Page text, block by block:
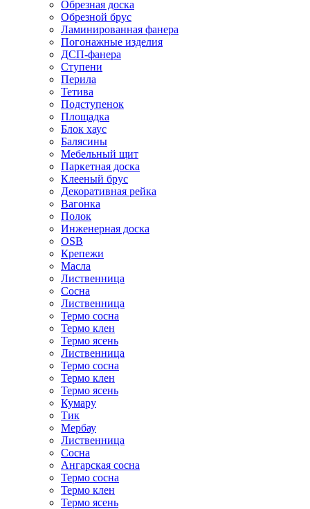
Обрезная доска
Обрезной брус
Ламинированная фанера
Погонажные изделия
ДСП-фанера
Ступени
Перила
Тетива
Подступенок
Площадка
Блок хаус
Балясины
Мебельный щит
Паркетная доска
Клееный брус
Декоративная рейка
Вагонка
Полок
Инженерная доска
OSB
Крепежи
Масла
Лиственница
Сосна
Лиственница
Термо сосна
Термо клен
Термо ясень
Лиственница
Термо сосна
Термо клен
Термо ясень
Кумару
Тик
Мербау
Лиственница
Сосна
Ангарская сосна
Термо сосна
Термо клен
Термо ясень